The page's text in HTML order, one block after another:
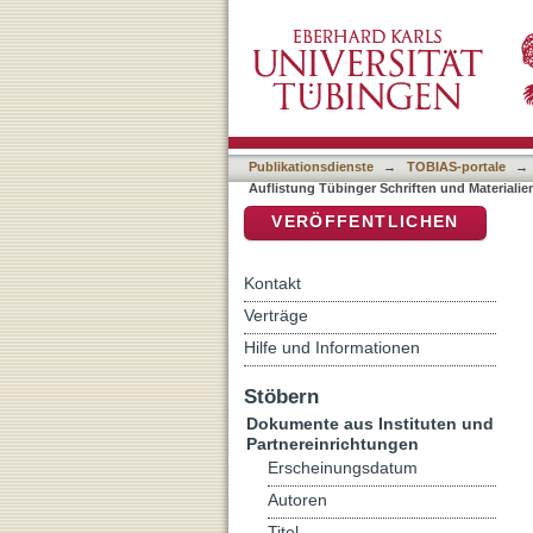
Publikationsdienste → TOBIAS-portale
→
Auflistung Tübinger Schriften und
VERÖFFENTLICHEN
Kontakt
Verträge
Hilfe und Informationen
Stöbern
Dokumente aus Instituten und
Partnereinrichtungen
Erscheinungsdatum
Autoren